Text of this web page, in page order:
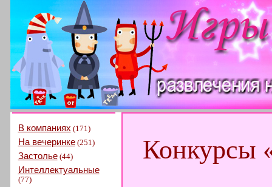
В компаниях (171)
На вечеринке(251)
Застолье(44)
Интеллектуальные
(77)
Конкурсы